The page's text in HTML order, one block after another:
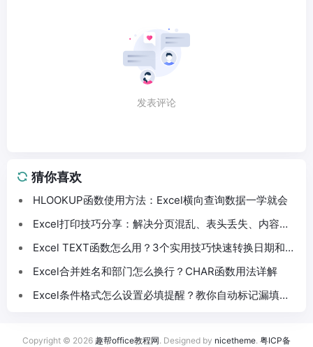
发表评论
猜你喜欢
HLOOKUP函数使用方法：Excel横向查询数据一学就会
Excel打印技巧分享：解决分页混乱、表头丢失、内容截
Excel TEXT函数怎么用？3个实用技巧快速转换日期和数
Excel合并姓名和部门怎么换行？CHAR函数用法详解
Excel条件格式怎么设置必填提醒？教你自动标记漏填数
Copyright © 2026 趣帮office教程网. Designed by nicetheme. 粤ICP备